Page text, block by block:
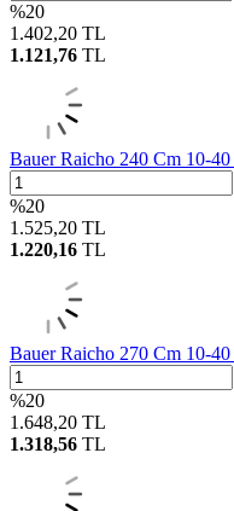
%20
1.402,20 TL
1.121,76 TL
Bauer Raicho 240 Cm 10-40
%20
1.525,20 TL
1.220,16 TL
Bauer Raicho 270 Cm 10-40
%20
1.648,20 TL
1.318,56 TL